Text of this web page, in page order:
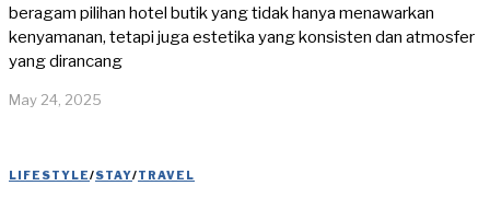
beragam pilihan hotel butik yang tidak hanya menawarkan
kenyamanan, tetapi juga estetika yang konsisten dan atmosfer
yang dirancang
May 24, 2025
LIFESTYLE/STAY/TRAVEL